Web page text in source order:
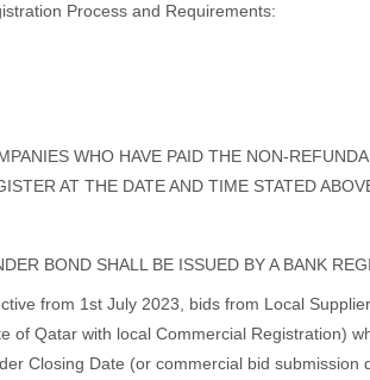
Process and Requirements:
WHO HAVE PAID THE NON-
AT THE DATE AND TIME STATED
BOND SHALL BE ISSUED BY A BANK
from 1st July 2023, bids from Local
of Qatar with local Commercial Registration)
Closing Date (or commercial bid